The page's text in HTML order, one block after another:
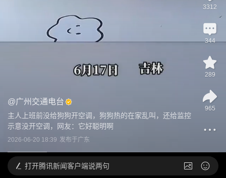
@广州交通电台
主人上班前没给狗狗开空调，狗狗热的在家乱叫，还给监控
示意没开空调，网友：它好聪明啊
2026-06-20 18:39 发布于广东
3312
344
289
965
打开腾讯新闻客户端说两句